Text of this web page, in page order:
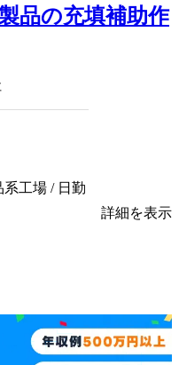
品の充填補助作
工場 / 日勤
詳細を表示